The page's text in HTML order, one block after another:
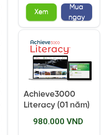
Xem
Mua
ngay
Achieve3000
Literacy (01 năm)
980.000 VND